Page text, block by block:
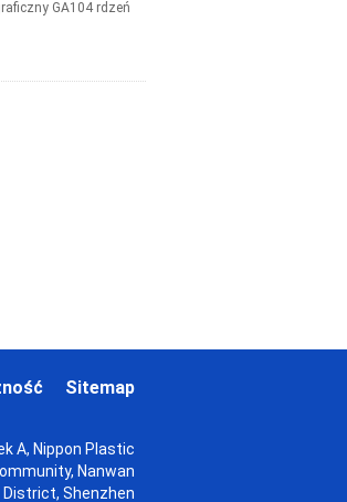
GA104 rdzeń
Sitemap
A, Nippon Plastic
Nanwan
Shenzhen